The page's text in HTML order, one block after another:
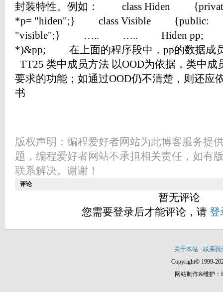
封装特性。例如： class Hiden
*p= "hiden";} class Visible
"visible";} ….. ….. Hiden pp;
*)&pp; 在上面的程序段中，pp的数据成
TT25 类中成员方法 以OOD为依据，类中
要求的功能；如通过OOD仍不清楚，则还应
书
版权声明：编程爱好者网站为此博客服务提
题，编程爱好者网站不承担相关责任，如有
联系解决。谢谢！
评论
暂无评论
您需要登录后才能评论，请 登
关于本站 - 联系我
Copyright© 1999-
网站制作&维护